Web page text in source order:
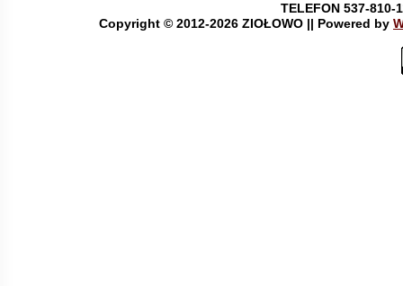
TELEFON 537-810-
Copyright © 2012-2026 ZIOŁOWO || Powered by